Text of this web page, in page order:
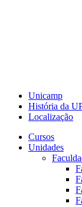
Unicamp
História da
Localização
Cursos
Unidades